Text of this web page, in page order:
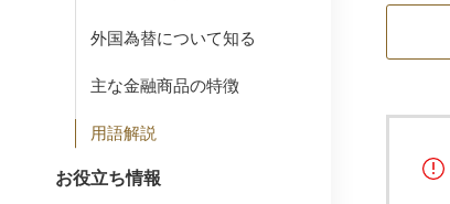
外国為替について知る
主な金融商品の特徴
用語解説
お役立ち情報